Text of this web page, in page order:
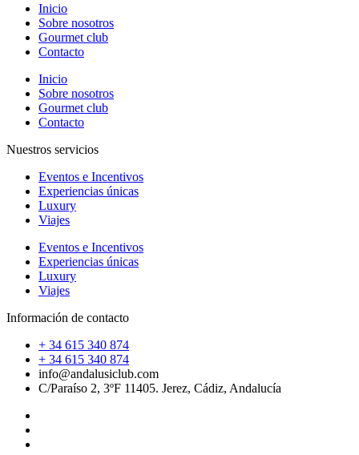
Inicio
Sobre nosotros
Gourmet club
Contacto
Inicio
Sobre nosotros
Gourmet club
Contacto
Nuestros servicios
Eventos e Incentivos
Experiencias únicas
Luxury
Viajes
Eventos e Incentivos
Experiencias únicas
Luxury
Viajes
Información de contacto
+ 34 615 340 874
+ 34 615 340 874
info@andalusiclub.com
C/Paraíso 2, 3ºF 11405. Jerez, Cádiz, Andalucía